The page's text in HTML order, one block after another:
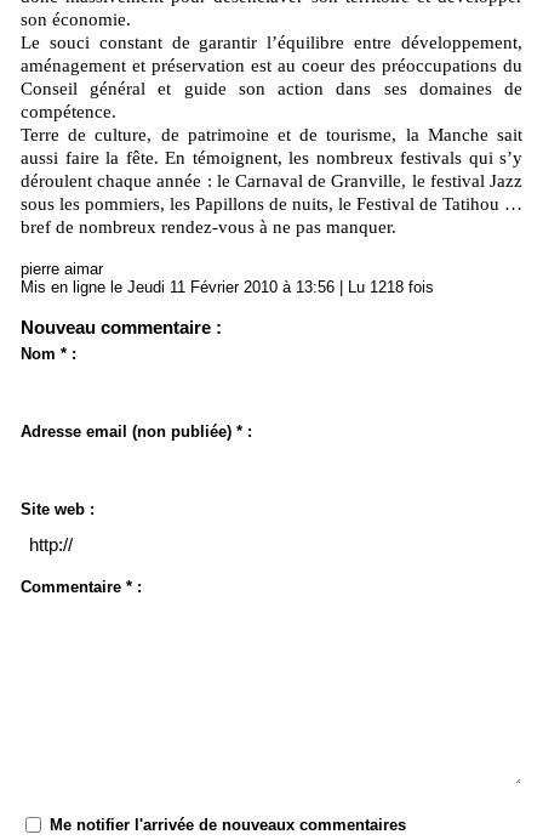
son économie.
Le souci constant de garantir l’équilibre entre développement,
aménagement et préservation est au coeur des préoccupations du
Conseil général et guide son action dans ses domaines de
compétence.
Terre de culture, de patrimoine et de tourisme, la Manche sait
aussi faire la fête. En témoignent, les nombreux festivals qui s’y
déroulent chaque année : le Carnaval de Granville, le festival Jazz
sous les pommiers, les Papillons de nuits, le Festival de Tatihou …
bref de nombreux rendez-vous à ne pas manquer.
pierre aimar
Mis en ligne le Jeudi 11 Février 2010 à 13:56 | Lu 1218 fois
Nouveau commentaire :
Nom * :
Adresse email (non publiée) * :
Site web :
Commentaire * :
Me notifier l'arrivée de nouveaux commentaires